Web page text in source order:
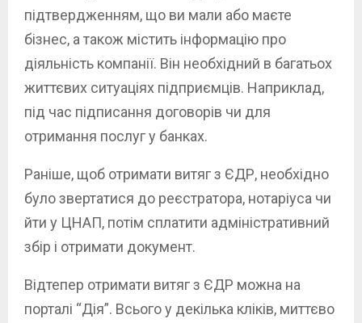
підтвердженням, що ви мали або маєте
бізнес, а також містить інформацію про
діяльність компанії. Він необхідний в багатьох
життєвих ситуаціях підприємців. Наприклад,
під час підписання договорів чи для
отримання послуг у банках.
Раніше, щоб отримати витяг з ЄДР, необхідно
було звертатися до реєстратора, нотаріуса чи
йти у ЦНАП, потім сплатити адміністративний
збір і отримати документ.
Відтепер отримати витяг з ЄДР можна на
порталі “Дія”. Всього у декілька кліків, миттєво